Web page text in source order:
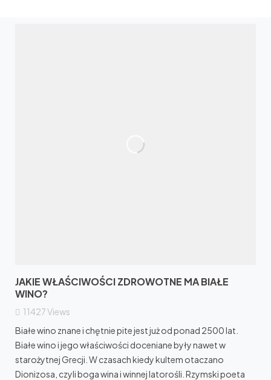
JAKIE WŁAŚCIWOŚCI ZDROWOTNE MA BIAŁE
WINO?
11427Views
Białe wino znane i chętnie pite jest już od ponad 2500 lat.
Białe wino i jego właściwości doceniane były nawet w
starożytnej Grecji. W czasach kiedy kultem otaczano
Dionizosa, czyli boga wina i winnej latorośli. Rzymski poeta